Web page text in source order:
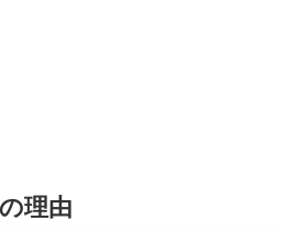
理由